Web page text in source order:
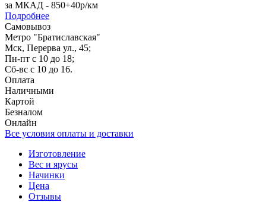
за МКАД - 850+40р/км
Подробнее
Самовывоз
Метро "Братиславская"
Мск, Перерва ул., 45;
Пн-пт с 10 до 18;
Сб-вс с 10 до 16.
Оплата
Наличными
Картой
Безналом
Онлайн
Все условия оплаты и доставки
Изготовление
Вес и ярусы
Начинки
Цена
Отзывы